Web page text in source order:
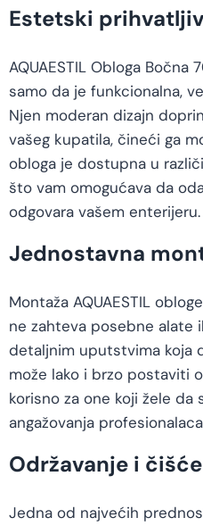
Estetski
AQUAESTIL Obloga Bočna
samo da je funkcionalna,
Njen moderan dizajn
vašeg kupatila, čineći ga
obloga je dostupna u
što vam omogućava da
odgovara vašem enterijeru.
Jednostavna
Montaža AQUAESTIL
ne zahteva posebne alate
detaljnim uputstvima koja
može lako i brzo postaviti
korisno za one koji žele da
angažovanja
Održavanje i
Jedna od najvećih